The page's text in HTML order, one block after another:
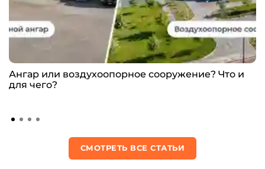
Ангар или воздухоопорное сооружение? Что и
для чего?
СМОТРЕТЬ ВСЕ СТАТЬИ